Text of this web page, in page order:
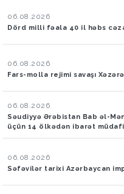
06.08.2026
Dörd milli fəala 40 il həbs
06.08.2026
Fars-molla rejimi savaşı
06.08.2026
Səudiyyə Ərəbistan Bab əl-
üçün 14 ölkədən ibarət
06.08.2026
Səfəvilər tarixi Azərbaycan